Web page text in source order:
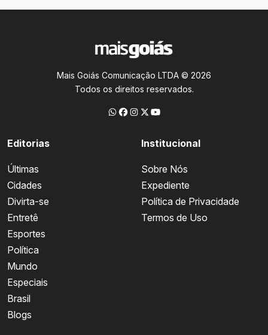
Mais Goiás Comunicação LTDA © 2026
Todos os direitos reservados.
Editorias
Últimas
Cidades
Divirta-se
Entretê
Esportes
Política
Mundo
Especiais
Brasil
Blogs
Institucional
Sobre Nós
Expediente
Política de Privacidade
Termos de Uso